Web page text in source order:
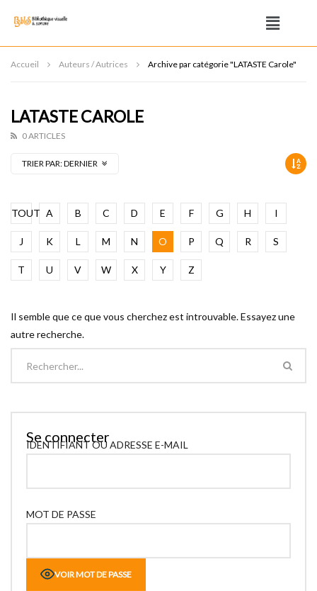
Accueil Auteurs / Autrices Archive par catégorie "LATASTE Carole"
LATASTE CAROLE
0 ARTICLES
TRIER PAR:DERNIER
TOUT A B C D E F G H I
J K L M N O P Q R S
T U V W X Y Z
Il semble que ce que vous cherchez est introuvable. Essayez une
autre recherche.
Se connecter
IDENTIFIANT OU ADRESSE E-MAIL
MOT DE PASSE
VOIR MOT DE PASSE